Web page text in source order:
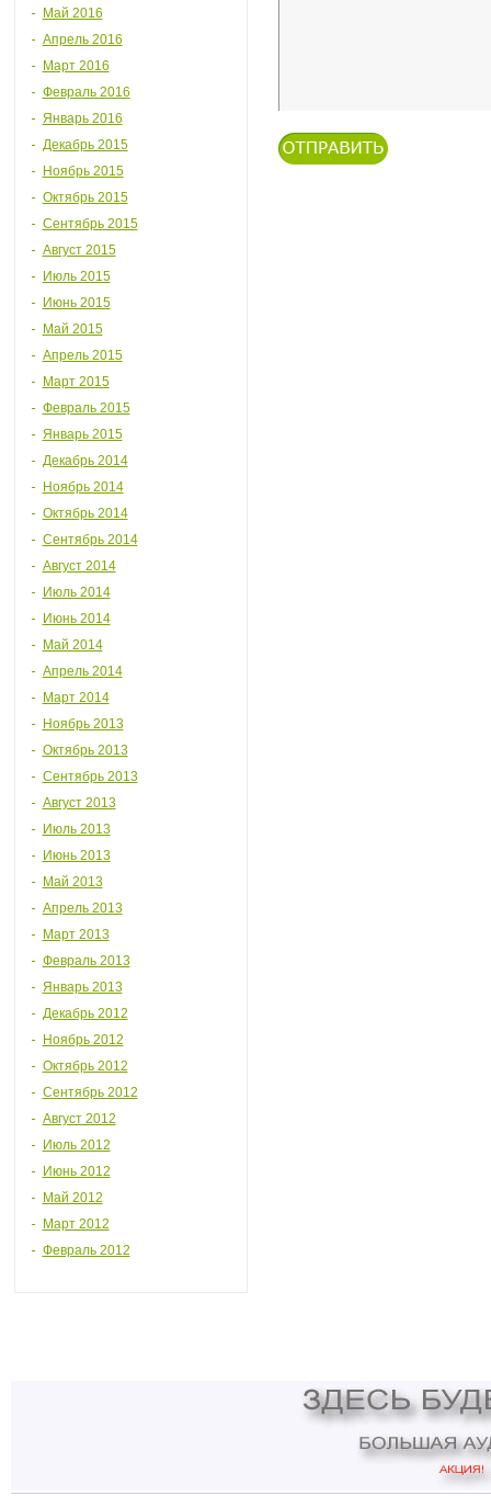
Май 2016
Апрель 2016
Март 2016
Февраль 2016
Январь 2016
Декабрь 2015
Ноябрь 2015
Октябрь 2015
Сентябрь 2015
Август 2015
Июль 2015
Июнь 2015
Май 2015
Апрель 2015
Март 2015
Февраль 2015
Январь 2015
Декабрь 2014
Ноябрь 2014
Октябрь 2014
Сентябрь 2014
Август 2014
Июль 2014
Июнь 2014
Май 2014
Апрель 2014
Март 2014
Ноябрь 2013
Октябрь 2013
Сентябрь 2013
Август 2013
Июль 2013
Июнь 2013
Май 2013
Апрель 2013
Март 2013
Февраль 2013
Январь 2013
Декабрь 2012
Ноябрь 2012
Октябрь 2012
Сентябрь 2012
Август 2012
Июль 2012
Июнь 2012
Май 2012
Март 2012
Февраль 2012